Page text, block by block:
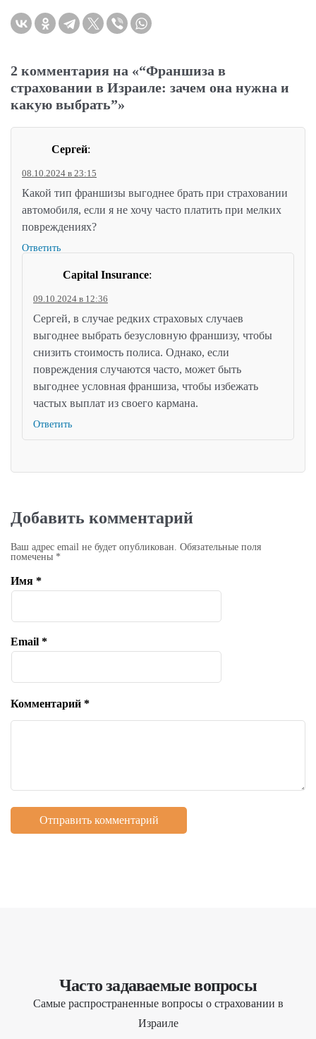
2 комментария на «“Франшиза в
страховании в Израиле: зачем она нужна и
какую выбрать”»
Сергей:
08.10.2024 в 23:15
Какой тип франшизы выгоднее брать при страховании
автомобиля, если я не хочу часто платить при мелких
повреждениях?
Ответить
Capital Insurance:
09.10.2024 в 12:36
Сергей, в случае редких страховых случаев
выгоднее выбрать безусловную франшизу, чтобы
снизить стоимость полиса. Однако, если
повреждения случаются часто, может быть
выгоднее условная франшиза, чтобы избежать
частых выплат из своего кармана.
Ответить
Добавить комментарий
Ваш адрес email не будет опубликован. Обязательные поля
помечены *
Имя *
Email *
Комментарий *
Часто задаваемые вопросы
Самые распространенные вопросы о страховании в
Израиле